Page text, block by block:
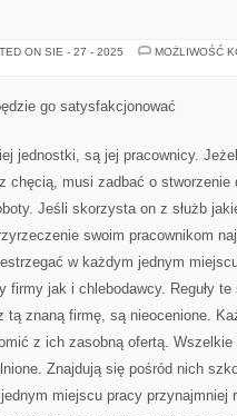
ON SIE - 27 - 2025
MOŻLIWOŚĆ
go satysfakcjonować
jednostki, są jej pracownicy.
chęcią, musi zadbać o stworzenie
Jeśli skorzysta on z służb
swoim pracownikom
w każdym jednym
firmy jak i chlebodawcy. Reguły
tą znaną firmę, są nieocenione.
z ich zasobną ofertą. Wszelkie
Znajdują się pośród nich
miejscu pracy przynajmniej